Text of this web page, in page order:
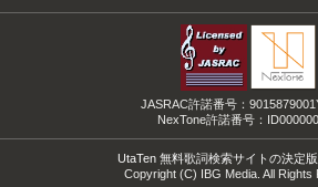
JASRAC許諾番号：
NexTone許諾番号：
UtaTen 無料歌詞検索サイトの決定
Copyright (C) IBG Media. All Rights